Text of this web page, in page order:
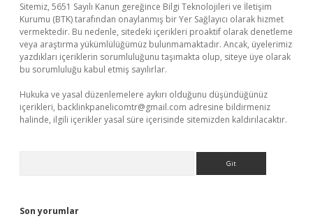
Sitemiz, 5651 Sayılı Kanun gereğince Bilgi Teknolojileri ve İletişim
Kurumu (BTK) tarafından onaylanmış bir Yer Sağlayıcı olarak hizmet
vermektedir. Bu nedenle, sitedeki içerikleri proaktif olarak denetleme
veya araştırma yükümlülüğümüz bulunmamaktadır. Ancak, üyelerimiz
yazdıkları içeriklerin sorumluluğunu taşımakta olup, siteye üye olarak
bu sorumluluğu kabul etmiş sayılırlar.
Hukuka ve yasal düzenlemelere aykırı olduğunu düşündüğünüz
içerikleri, backlinkpanelicomtr@gmail.com adresine bildirmeniz
halinde, ilgili içerikler yasal süre içerisinde sitemizden kaldırılacaktır.
Son yorumlar